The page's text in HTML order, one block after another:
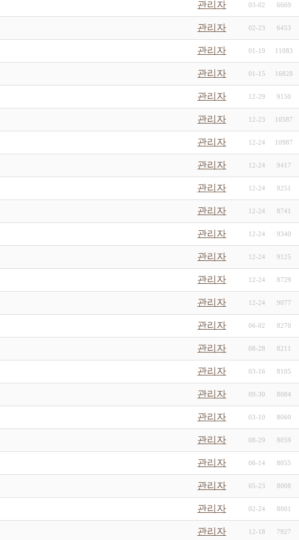
관리자 03-02 6669
관리자 02-23 6453
관리자 01-19 11083
관리자 01-15 16828
관리자 12-29 9150
관리자 12-23 10587
관리자 12-24 10987
관리자 12-24 9417
관리자 12-24 9251
관리자 12-24 8741
관리자 12-24 9340
관리자 12-24 9125
관리자 12-24 8729
관리자 12-24 9077
관리자 06-02 8270
관리자 08-28 8211
관리자 03-16 8105
관리자 09-30 8084
관리자 03-10 8060
관리자 08-29 8059
관리자 06-14 8055
관리자 05-23 8008
관리자 02-24 8001
관리자 12-18 7927